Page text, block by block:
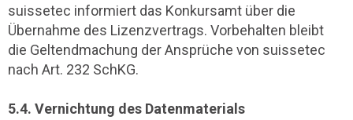
suissetec informiert das Konkursamt über die
Übernahme des Lizenzvertrags. Vorbehalten bleibt
die Geltendmachung der Ansprüche von suissetec
nach Art. 232 SchKG.
5.4. Vernichtung des Datenmaterials